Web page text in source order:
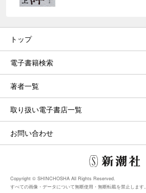
トップ
電子書籍検索
著者一覧
取り扱い電子書店一覧
お問い合わせ
Copyright © SHINCHOSHA All Rights Reserved.
すべての画像・データについて無断使用・無断転載を禁止します。